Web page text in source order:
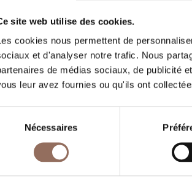
site web utilise des cookies.
cookies nous permettent de
et d'analyser notre trafic. Nous
de médias sociaux, de publicité
leur avez fournies ou qu'ils ont
Nécessaires
où dormir, où manger, quoi
gardant